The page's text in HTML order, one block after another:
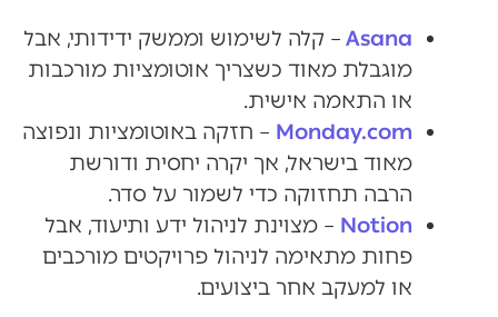
Asana – קלה לשימוש וממשק ידידותי, אבל
מוגבלת מאוד כשצריך אוטומציות מורכבות
או התאמה אישית.
Monday.com – חזקה באוטומציות ונפוצה
מאוד בישראל, אך יקרה יחסית ודורשת
הרבה תחזוקה כדי לשמור על סדר.
Notion – מצוינת לניהול ידע ותיעוד, אבל
פחות מתאימה לניהול פרויקטים מורכבים
או למעקב אחר ביצועים.